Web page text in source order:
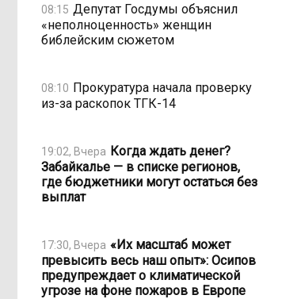
08:15 Депутат Госдумы объяснил
«неполноценность» женщин
библейским сюжетом
08:10 Прокуратура начала проверку
из-за раскопок ТГК-14
19:02, Вчера Когда ждать денег?
Забайкалье — в списке регионов,
где бюджетники могут остаться без
выплат
17:30, Вчера «Их масштаб может
превысить весь наш опыт»: Осипов
предупреждает о климатической
угрозе на фоне пожаров в Европе